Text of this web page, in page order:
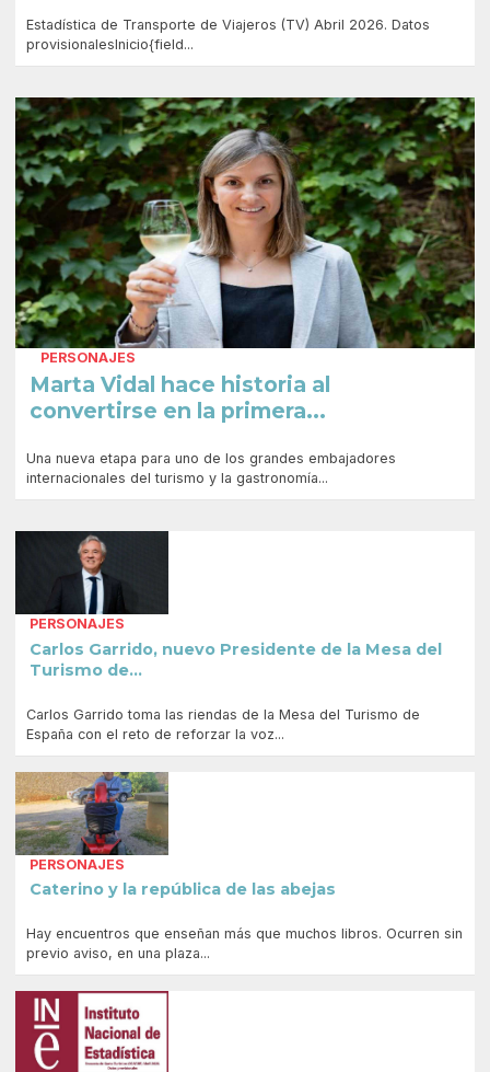
Estadística de Transporte de Viajeros (TV) Abril 2026. Datos
provisionalesInicio{field...
PERSONAJES
Marta Vidal hace historia al
convertirse en la primera...
Una nueva etapa para uno de los grandes embajadores
internacionales del turismo y la gastronomía...
PERSONAJES
Carlos Garrido, nuevo Presidente de la Mesa del
Turismo de...
Carlos Garrido toma las riendas de la Mesa del Turismo de
España con el reto de reforzar la voz...
PERSONAJES
Caterino y la república de las abejas
Hay encuentros que enseñan más que muchos libros. Ocurren sin
previo aviso, en una plaza...